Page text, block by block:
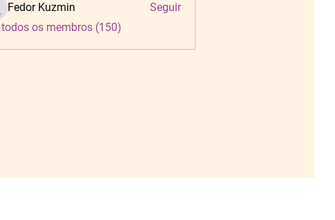
Fedor Kuzmin
Seguir
todos os membros (150)